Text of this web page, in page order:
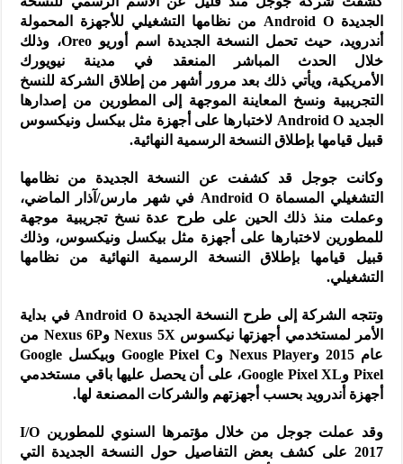
الجديدة Android O من نظامها التشغيلي للأجهزة المحمولة
أندرويد، حيث تحمل النسخة الجديدة اسم أوريو Oreo، وذلك
خلال الحدث المباشر المنعقد في مدينة نيويورك
الأمريكية، ويأتي ذلك بعد مرور أشهر من إطلاق الشركة للنسخ
التجريبية ونسخ المعاينة الموجهة إلى المطورين من إصدارها
الجديد Android O لاختبارها على أجهزة مثل بيكسل ونيكسوس
قبيل قيامها بإطلاق النسخة الرسمية النهائية.
وكانت جوجل قد كشفت عن النسخة الجديدة من نظامها
التشغيلي المسماة Android O في شهر مارس/آذار الماضي،
وعملت منذ ذلك الحين على طرح عدة نسخ تجريبية موجهة
للمطورين لاختبارها على أجهزة مثل بيكسل ونيكسوس، وذلك
قبيل قيامها بإطلاق النسخة الرسمية النهائية من نظامها
التشغيلي.
وتتجه الشركة إلى طرح النسخة الجديدة Android O في بداية
الأمر لمستخدمي أجهزتها نيكسوس Nexus 5X وNexus 6P من
عام 2015 وNexus Player وGoogle Pixel C وبيكسل Google
Pixel وGoogle Pixel XL، على أن يحصل عليها باقي مستخدمي
أجهزة أندرويد بحسب أجهزتهم والشركات المصنعة لها.
وقد عملت جوجل من خلال مؤتمرها السنوي للمطورين I/O
2017 على كشف بعض التفاصيل حول النسخة الجديدة التي